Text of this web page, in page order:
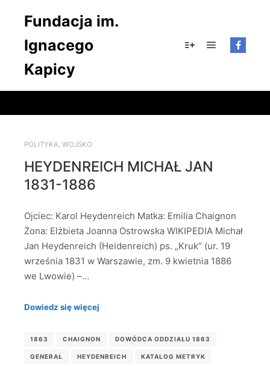
Fundacja im.
Ignacego
Kapicy
POLITYKA, WOJSKO
HEYDENREICH MICHAŁ JAN
1831-1886
Ojciec: Karol Heydenreich Matka: Emilia Chaignon
Żona: Elżbieta Joanna Ostrowska WIKIPEDIA Michał
Jan Heydenreich (Heidenreich) ps. „Kruk” (ur. 19
września 1831 w Warszawie, zm. 9 kwietnia 1886
we Lwowie) –…
Dowiedz się więcej
1863 CHAIGNON DOWÓDCA ODDZIAŁU 1863
GENERAŁ HEYDENREICH KATALOG METRYK